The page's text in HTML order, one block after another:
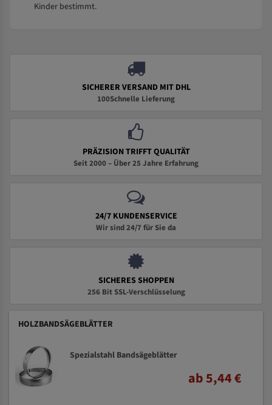
Kinder bestimmt.
SICHERER VERSAND MIT DHL
100Schnelle Lieferung
PRÄZISION TRIFFT QUALITÄT
Seit 2000 – Über 25 Jahre Erfahrung
24/7 KUNDENSERVICE
Wir sind 24/7 für Sie da
SICHERES SHOPPEN
256 Bit SSL-Verschlüsselung
HOLZBANDSÄGEBLÄTTER
Spezialstahl Bandsägeblätter
ab 5,44 €